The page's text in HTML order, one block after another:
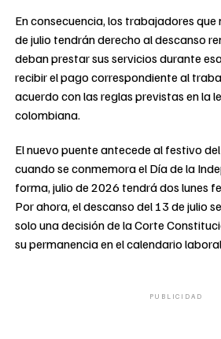
En consecuencia, los trabajadores que
de julio tendrán derecho al descanso
deban prestar sus servicios durante
recibir el pago correspondiente al
acuerdo con las reglas previstas en la
colombiana.
El nuevo puente antecede al festivo
cuando se conmemora el Día de la
forma, julio de 2026 tendrá dos lunes
Por ahora, el descanso del 13 de julio
solo una decisión de la Corte
su permanencia en el calendario
PUBLICIDAD